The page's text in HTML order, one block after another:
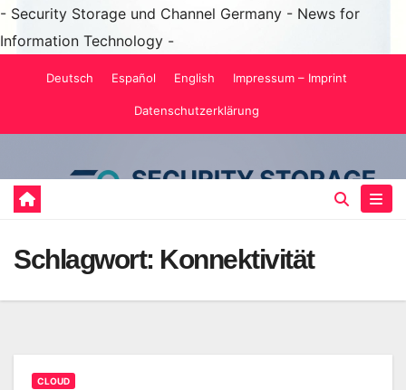
- Security Storage und Channel Germany - News for
Information Technology -
Deutsch Español English Impressum – Imprint
Datenschutzerklärung
Schlagwort: Konnektivität
CLOUD